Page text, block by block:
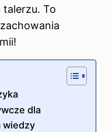
To
dla
wiedzy